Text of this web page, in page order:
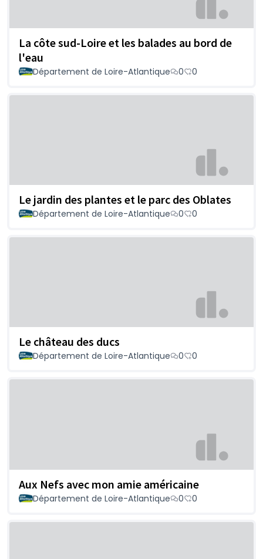
La côte sud-Loire et les balades au bord de
l'eau
Département de Loire-Atlantique 0 0
Le jardin des plantes et le parc des Oblates
Département de Loire-Atlantique 0 0
Le château des ducs
Département de Loire-Atlantique 0 0
Aux Nefs avec mon amie américaine
Département de Loire-Atlantique 0 0